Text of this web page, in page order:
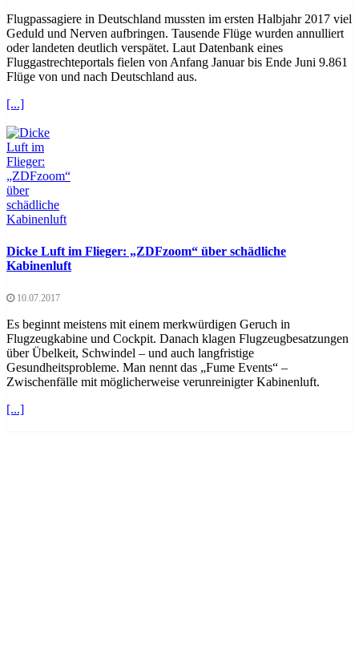
Flugpassagiere in Deutschland mussten im ersten Halbjahr 2017 viel
Geduld und Nerven aufbringen. Tausende Flüge wurden annulliert
oder landeten deutlich verspätet. Laut Datenbank eines
Fluggastrechteportals fielen von Anfang Januar bis Ende Juni 9.861
Flüge von und nach Deutschland aus.
[...]
Dicke Luft im Flieger: „ZDFzoom“ über schädliche
Kabinenluft
10.07.2017
Es beginnt meistens mit einem merkwürdigen Geruch in
Flugzeugkabine und Cockpit. Danach klagen Flugzeugbesatzungen
über Übelkeit, Schwindel – und auch langfristige
Gesundheitsprobleme. Man nennt das „Fume Events“ –
Zwischenfälle mit möglicherweise verunreinigter Kabinenluft.
[...]